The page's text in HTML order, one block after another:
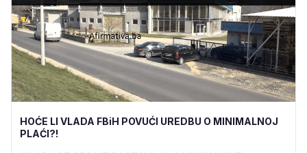
HOĆE LI VLADA FBiH POVUĆI UREDBU O MINIMALNOJ
PLAĆI?!